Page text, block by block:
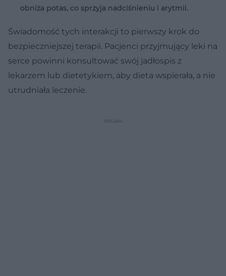
obniża potas, co sprzyja nadciśnieniu i arytmii.
Świadomość tych interakcji to pierwszy krok do
bezpieczniejszej terapii. Pacjenci przyjmujący leki na
serce powinni konsultować swój jadłospis z
lekarzem lub dietetykiem, aby dieta wspierała, a nie
utrudniała leczenie.